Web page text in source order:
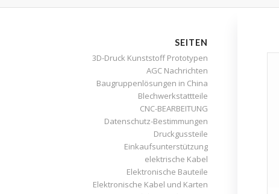
SEITEN
3D-Druck Kunststoff Prototypen
AGC Nachrichten
Baugruppenlösungen in China
Blechwerkstattteile
CNC-BEARBEITUNG
Datenschutz-Bestimmungen
Druckgussteile
Einkaufsunterstützung
elektrische Kabel
Elektronische Bauteile
Elektronische Kabel und Karten